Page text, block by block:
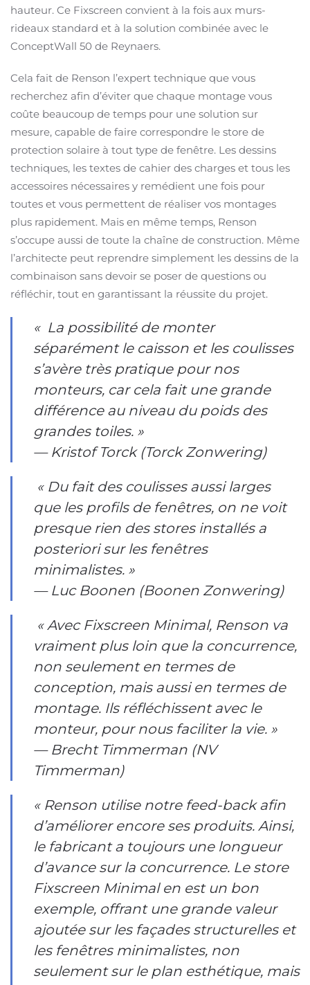
hauteur. Ce Fixscreen convient à la fois aux murs-
rideaux standard et à la solution combinée avec le
ConceptWall 50 de Reynaers.
Cela fait de Renson l’expert technique que vous
recherchez afin d’éviter que chaque montage vous
coûte beaucoup de temps pour une solution sur
mesure, capable de faire correspondre le store de
protection solaire à tout type de fenêtre. Les dessins
techniques, les textes de cahier des charges et tous les
accessoires nécessaires y remédient une fois pour
toutes et vous permettent de réaliser vos montages
plus rapidement. Mais en même temps, Renson
s’occupe aussi de toute la chaîne de construction. Même
l’architecte peut reprendre simplement les dessins de la
combinaison sans devoir se poser de questions ou
réfléchir, tout en garantissant la réussite du projet.
« La possibilité de monter
séparément le caisson et les coulisses
s’avère très pratique pour nos
monteurs, car cela fait une grande
différence au niveau du poids des
grandes toiles. »
— Kristof Torck (Torck Zonwering)
« Du fait des coulisses aussi larges
que les profils de fenêtres, on ne voit
presque rien des stores installés a
posteriori sur les fenêtres
minimalistes. »
— Luc Boonen (Boonen Zonwering)
« Avec Fixscreen Minimal, Renson va
vraiment plus loin que la concurrence,
non seulement en termes de
conception, mais aussi en termes de
montage. Ils réfléchissent avec le
monteur, pour nous faciliter la vie. »
— Brecht Timmerman (NV
Timmerman)
« Renson utilise notre feed-back afin
d’améliorer encore ses produits. Ainsi,
le fabricant a toujours une longueur
d’avance sur la concurrence. Le store
Fixscreen Minimal en est un bon
exemple, offrant une grande valeur
ajoutée sur les façades structurelles et
les fenêtres minimalistes, non
seulement sur le plan esthétique, mais